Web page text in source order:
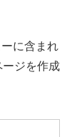
に含まれ
ジを作成